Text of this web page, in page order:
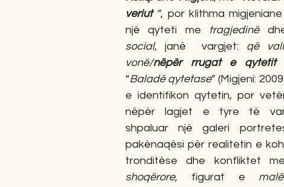
veriut ”, por klithma
një qyteti me tragjedinë
social, janë  vargjet: që
vonë/nëpër rrugat e qytetit
“Baladë qytetase” (Migjeni:
e identifikon qytetin, por
nëpër lagjet e tyre të
shpaluar një galeri
pakënaqësi për realitetin e
tronditëse dhe konfliktet
shoqërore, figurat e